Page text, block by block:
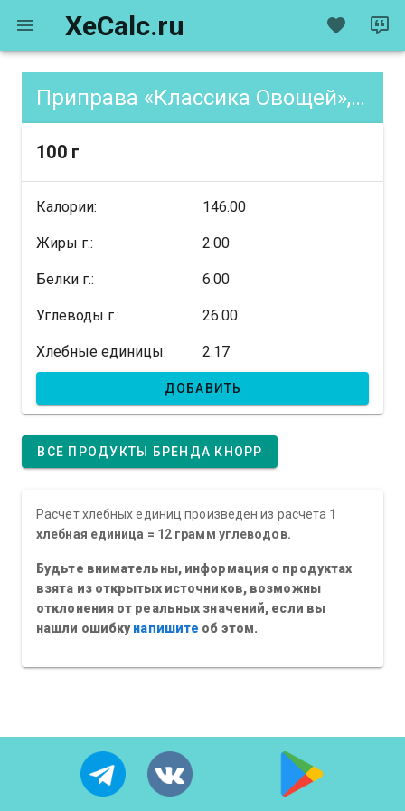
XeCalc.ru
Приправа «Классика Овощей», содержание XE
100 г
Калории: 146.00
Жиры г.: 2.00
Белки г.: 6.00
Углеводы г.: 26.00
Хлебные единицы: 2.17
ДОБАВИТЬ
ВСЕ ПРОДУКТЫ БРЕНДА КНОРР
Расчет хлебных единиц произведен из расчета 1
хлебная единица = 12 грамм углеводов.
Будьте внимательны, информация о продуктах
взята из открытых источников, возможны
отклонения от реальных значений, если вы
нашли ошибкунапишите об этом.